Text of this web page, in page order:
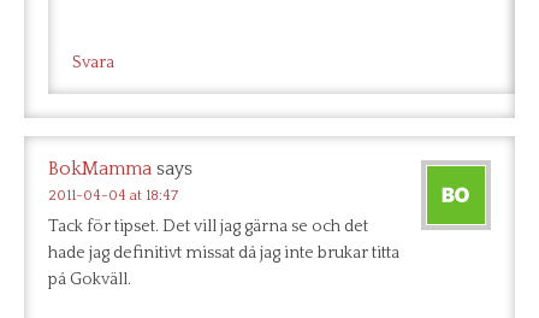
Svara
BokMamma says
2011-04-04 at 18:47
Tack för tipset. Det vill jag gärna se och det
hade jag definitivt missat då jag inte brukar titta
på Gokväll.